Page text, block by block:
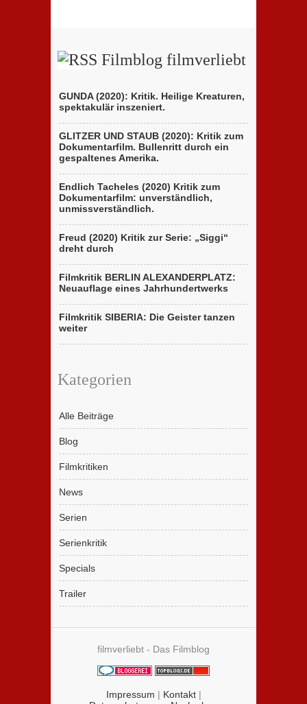
Filmblog filmverliebt
GUNDA (2020): Kritik. Heilige Kreaturen,
spektakulär inszeniert.
GLITZER UND STAUB (2020): Kritik zum
Dokumentarfilm. Bullenritt durch ein
gespaltenes Amerika.
Endlich Tacheles (2020) Kritik zum
Dokumentarfilm: unverständlich,
unmissverständlich.
Freud (2020) Kritik zur Serie: „Siggi“
dreht durch
Filmkritik BERLIN ALEXANDERPLATZ:
Neuauflage eines Jahrhundertwerks
Filmkritik SIBERIA: Die Geister tanzen
weiter
Kategorien
Alle Beiträge
Blog
Filmkritiken
News
Serien
Serienkritik
Specials
Trailer
filmverliebt - Das Filmblog
Impressum | Kontakt|